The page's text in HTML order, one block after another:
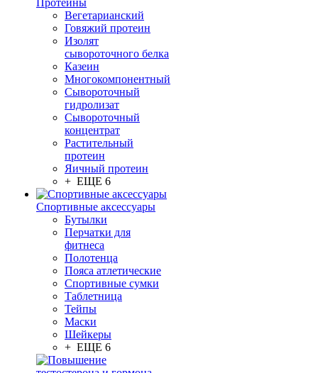
Протеины
Вегетарианский
Говяжий протеин
Изолят
сывороточного белка
Казеин
Многокомпонентный
Сывороточный
гидролизат
Сывороточный
концентрат
Растительный
протеин
Яичный протеин
+ ЕЩЕ 6
Спортивные аксессуары
Бутылки
Перчатки для
фитнеса
Полотенца
Пояса атлетические
Спортивные сумки
Таблетница
Тейпы
Маски
Шейкеры
+ ЕЩЕ 6